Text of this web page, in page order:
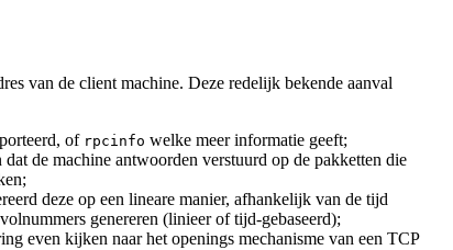
van de client machine. Deze redelijk bekende aanval
of rpcinfo welke meer informatie geeft;
de machine antwoorden verstuurd op de pakketten die
deze op een lineare manier, afhankelijk van de tijd
genereren (linieer of tijd-gebaseerd);
even kijken naar het openings mechanisme van een TCP